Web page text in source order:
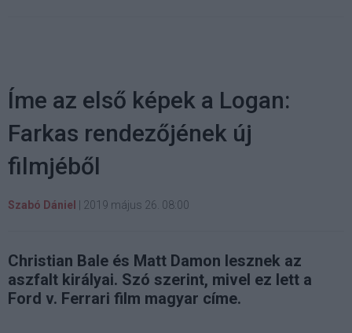
Íme az első képek a Logan:
Farkas rendezőjének új
filmjéből
Szabó Dániel 2019 május 26. 08:00
Christian Bale és Matt Damon lesznek az
aszfalt királyai. Szó szerint, mivel ez lett a
Ford v. Ferrari film magyar címe.